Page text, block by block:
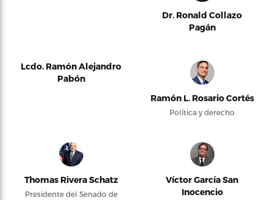
Dr. Ronald Collazo
Pagán
Lcdo. Ramón Alejandro
Pabón
Ramón L. Rosario Cortés
Política y derecho
Thomas Rivera Schatz
Presidente del Senado de
Víctor García San
Inocencio